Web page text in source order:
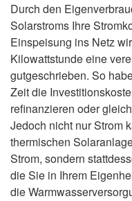
Durch den
Solarstroms Ihre
Einspeisung ins Netz
Kilowattstunde eine
gutgeschrieben. So
Zeit die
refinanzieren oder
Jedoch nicht nur Strom
thermischen
Strom, sondern
die Sie in Ihrem
die